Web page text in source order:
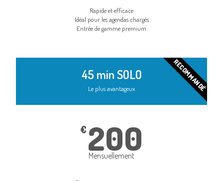
Rapide et efficace
Idéal pour les agendas chargés
Entrée de gamme premium
45 min SOLO
Le plus avantageux
€ 200
Mensuellement
RECOMMANDÉ